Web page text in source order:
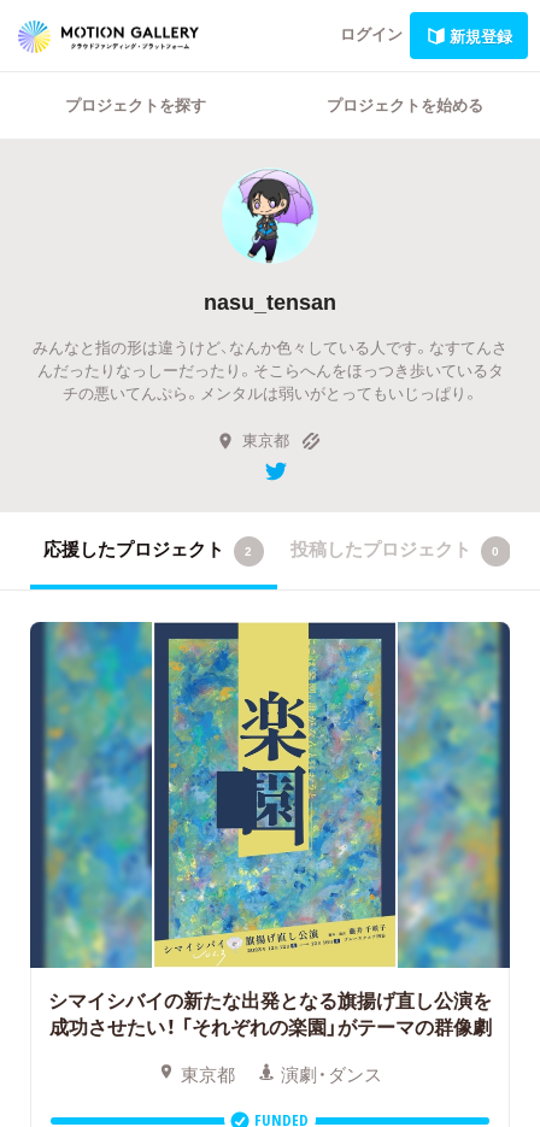
ログイン 新規登録
プロジェクトを探す プロジェクトを始める
nasu_tensan
みんなと指の形は違うけど、なんか色々している人です。なすてんさ
んだったりなっしーだったり。そこらへんをほっつき歩いているタ
チの悪いてんぷら。メンタルは弱いがとってもいじっぱり。
東京都
応援したプロジェクト 2 投稿したプロジェクト 0
シマイシバイの新たな出発となる旗揚げ直し公演を
成功させたい！ 「それぞれの楽園」がテーマの群像劇
東京都 演劇・ダンス
FUNDED